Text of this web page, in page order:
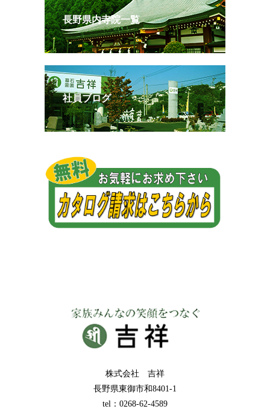
長野県内寺院一覧
社員ブログ
株式会社 吉祥
長野県東御市和8401-1
tel：0268-62-4589